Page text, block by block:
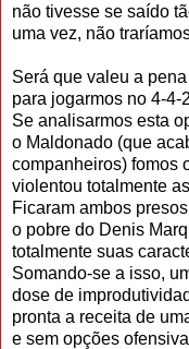
não tivesse se saído
uma vez, não
Será que valeu a
para jogarmos no 4-4-
Se analisarmos esta
o Maldonado (que
companheiros) fomos
violentou totalmente
Ficaram ambos
o pobre do Denis
totalmente suas
Somando-se a isso,
dose de
pronta a receita de
e sem opções